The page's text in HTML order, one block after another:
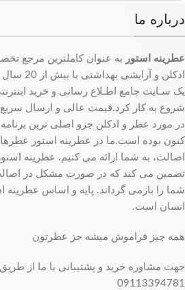
درباره ما
عطرینه استور به عنوان کاملترین مرجع
ادکلن و
یک سـایت جامع اطـلاع رسانی و خرید
شروع به کار کرد.قیمت عالی و ارسال سریع
در مورد عطر و ادکلن جزو اصلی ترین برنامه
کنون بوده است.ما در عطرینه استور
اصالت، به شما ارائه می کنیم. عطرینه
تضمین می کند که در صورت مشکل در
شما را بازمی گرداند. پایه و اساس عطرینه
انسان است.
همه چیز فراموش میشه جز عطرتون
جهت مشاوره خرید و پشتیبانی با ما از
09113394781